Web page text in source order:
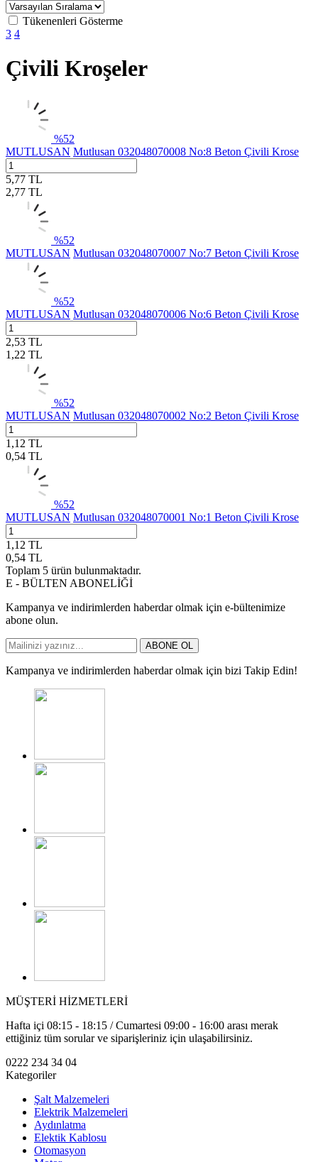
Tükenenleri Gösterme
3 4
Çivili Kroşeler
%52
MUTLUSAN Mutlusan 032048070008 No:8 Beton Çivili Krose
5,77 TL
2,77 TL
%52
MUTLUSAN Mutlusan 032048070007 No:7 Beton Çivili Krose
%52
MUTLUSAN Mutlusan 032048070006 No:6 Beton Çivili Krose
2,53 TL
1,22 TL
%52
MUTLUSAN Mutlusan 032048070002 No:2 Beton Çivili Krose
1,12 TL
0,54 TL
%52
MUTLUSAN Mutlusan 032048070001 No:1 Beton Çivili Krose
1,12 TL
0,54 TL
Toplam 5 ürün bulunmaktadır.
E - BÜLTEN ABONELİĞİ
Kampanya ve indirimlerden haberdar olmak için e-bültenimize
abone olun.
ABONE OL
Kampanya ve indirimlerden haberdar olmak için bizi Takip Edin!
MÜŞTERİ HİZMETLERİ
Hafta içi 08:15 - 18:15 / Cumartesi 09:00 - 16:00 arası merak
ettiğiniz tüm sorular ve siparişleriniz için ulaşabilirsiniz.
0222 234 34 04
Kategoriler
Şalt Malzemeleri
Elektrik Malzemeleri
Aydınlatma
Elektik Kablosu
Otomasyon